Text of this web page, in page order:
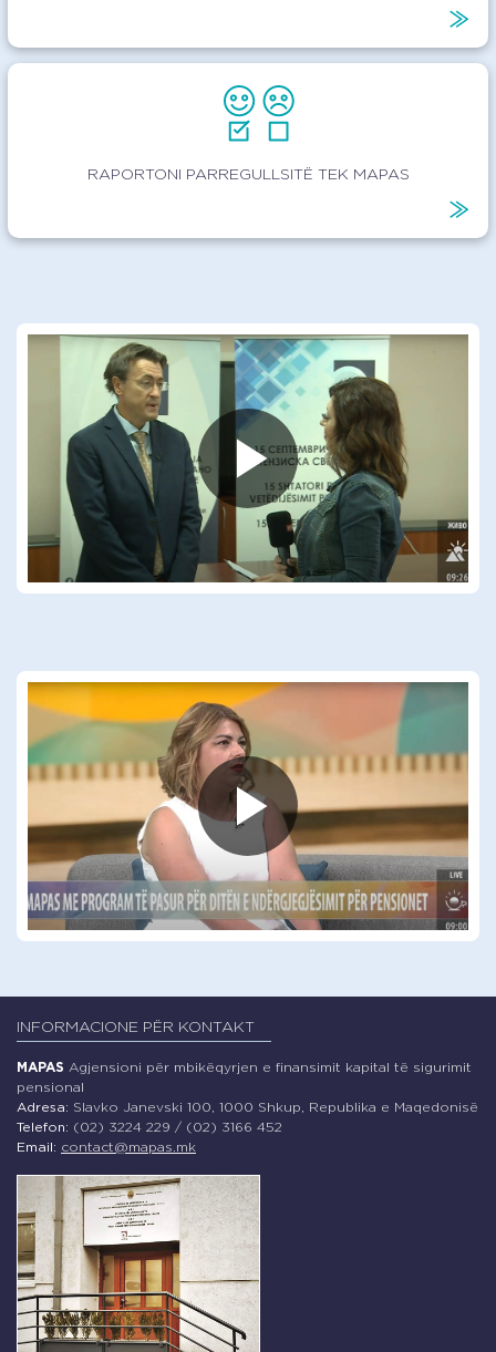
RAPORTONI PARREGULLSITË TEK MAPAS
Play
Video
Play
Video
INFORMACIONE PËR KONTAKT
MAPAS Agjensioni për mbikëqyrjen e finansimit kapital të sigurimit
pensional
Adresa: Slavko Janevski 100, 1000 Shkup, Republika e Maqedonisë
Telefon: (02) 3224 229 / (02) 3166 452
Email: contact@mapas.mk